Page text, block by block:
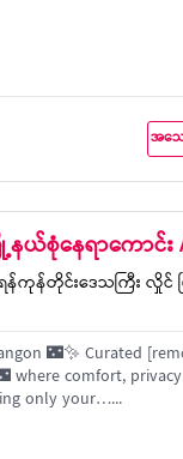
အသ
ယ်စုံနေရာကောင်း
ါ ရန်ကုန်တိုင်းဒေသကြီး လှို
🌃✨ Curated
where comfort,
only your…...